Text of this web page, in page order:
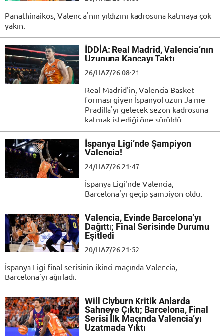
Panathinaikos, Valencia'nın yıldızını kadrosuna katmaya çok
yakın.
İDDİA: Real Madrid, Valencia’nın
Uzununa Kancayı Taktı
26/HAZ/26 08:21
Real Madrid'in, Valencia Basket
forması giyen İspanyol uzun Jaime
Pradilla'yı gelecek sezon kadrosuna
katmak istediği öne sürüldü.
İspanya Ligi’nde Şampiyon
Valencia!
24/HAZ/26 21:47
İspanya Ligi'nde Valencia,
Barcelona'yı geçip şampiyon oldu.
Valencia, Evinde Barcelona’yı
Dağıttı; Final Serisinde Durumu
Eşitledi
20/HAZ/26 21:52
İspanya Ligi final serisinin ikinci maçında Valencia,
Barcelona'yı ağırladı.
Will Clyburn Kritik Anlarda
Sahneye Çıktı; Barcelona, Final
Serisi İlk Maçında Valencia’yı
Uzatmada Yıktı